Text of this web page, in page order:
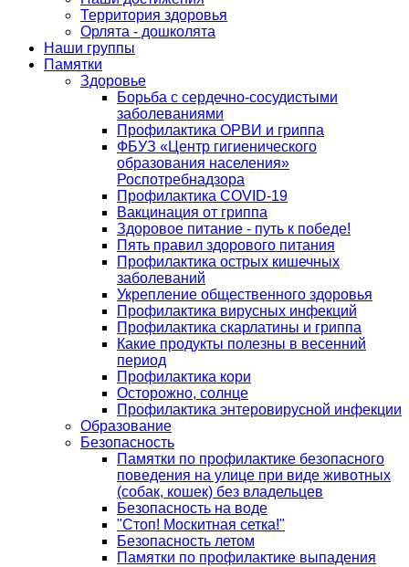
Территория здоровья
Орлята - дошколята
Наши группы
Памятки
Здоровье
Борьба с сердечно-сосудистыми
заболеваниями
Профилактика ОРВИ и гриппа
ФБУЗ «Центр гигиенического
образования населения»
Роспотребнадзора
Профилактика COVID-19
Вакцинация от гриппа
Здоровое питание - путь к победе!
Пять правил здорового питания
Профилактика острых кишечных
заболеваний
Укрепление общественного здоровья
Профилактика вирусных инфекций
Профилактика скарлатины и гриппа
Какие продукты полезны в весенний
период
Профилактика кори
Осторожно, солнце
Профилактика энтеровирусной инфекции
Образование
Безопасность
Памятки по профилактике безопасного
поведения на улице при виде животных
(собак, кошек) без владельцев
Безопасность на воде
"Стоп! Москитная сетка!"
Безопасность летом
Памятки по профилактике выпадения